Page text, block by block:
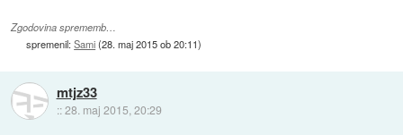
Zgodovina sprememb…
spremenil:Sami(28. maj 2015 ob 20:11)
mtjz33
::28. maj 2015, 20:29